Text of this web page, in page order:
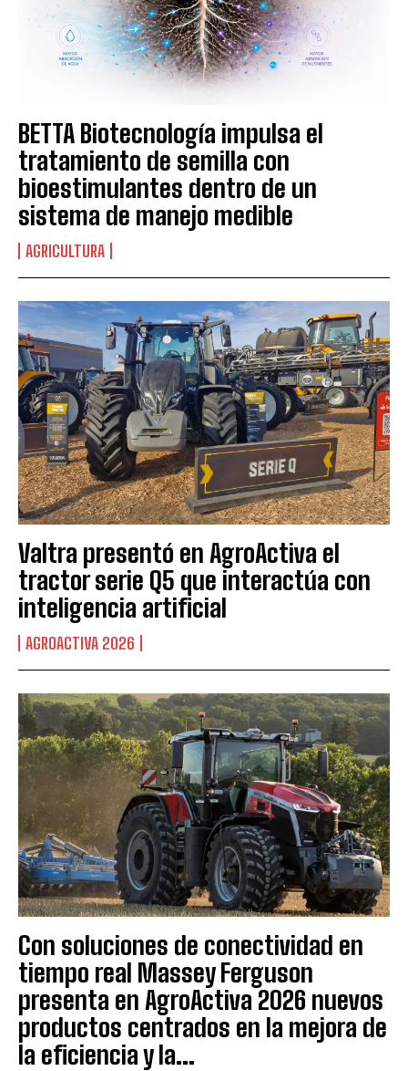
BETTA Biotecnología impulsa el
tratamiento de semilla con
bioestimulantes dentro de un
sistema de manejo medible
AGRICULTURA
Valtra presentó en AgroActiva el
tractor serie Q5 que interactúa con
inteligencia artificial
AGROACTIVA 2026
Con soluciones de conectividad en
tiempo real Massey Ferguson
presenta en AgroActiva 2026 nuevos
productos centrados en la mejora de
la eficiencia y la...